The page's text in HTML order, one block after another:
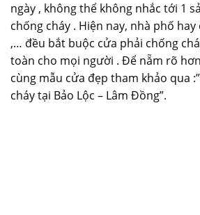
ngày , không thể không nhắc tới 1
chống cháy . Hiện nay, nhà phố
,… đều bắt buộc cửa phải chống
toàn cho mọi người . Để nẵm rõ
cùng mẫu cửa đẹp tham khảo qua
cháy tại Bảo Lộc – Lâm Đồng”.